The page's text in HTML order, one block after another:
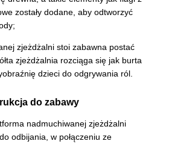
zostały dodane, aby odtworzyć
zjeżdżalni stoi zabawna postać
zjeżdżalnia rozciąga się jak burta
dzieci do odgrywania ról.
do zabawy
nadmuchiwanej zjeżdżalni
odbijania, w połączeniu ze